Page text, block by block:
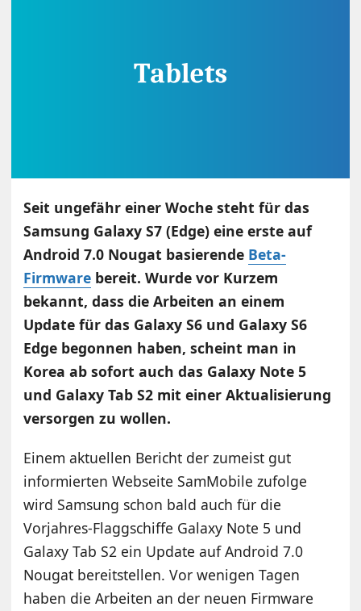
Seit ungefähr einer Woche steht für das
Samsung Galaxy S7 (Edge) eine erste auf
Android 7.0 Nougat basierende Beta-
Firmware bereit. Wurde vor Kurzem
bekannt, dass die Arbeiten an einem
Update für das Galaxy S6 und Galaxy S6
Edge begonnen haben, scheint man in
Korea ab sofort auch das Galaxy Note 5
und Galaxy Tab S2 mit einer Aktualisierung
versorgen zu wollen.
Einem aktuellen Bericht der zumeist gut
informierten Webseite SamMobile zufolge
wird Samsung schon bald auch für die
Vorjahres-Flaggschiffe Galaxy Note 5 und
Galaxy Tab S2 ein Update auf Android 7.0
Nougat bereitstellen. Vor wenigen Tagen
haben die Arbeiten an der neuen Firmware